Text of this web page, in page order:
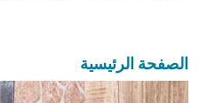
الصفحة الرئيسية